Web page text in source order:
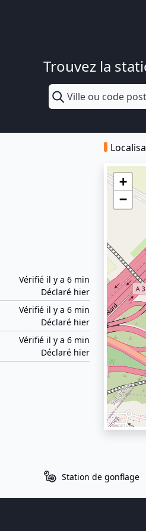
Trouvez la
Vérifié il y a 6 min
Déclaré hier
Vérifié il y a 6 min
Déclaré hier
Vérifié il y a 6 min
Déclaré hier
+
−
Station de gonflage